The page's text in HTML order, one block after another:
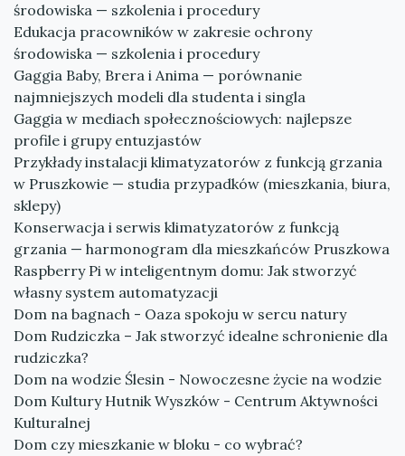
środowiska — szkolenia i procedury
Edukacja pracowników w zakresie ochrony
środowiska — szkolenia i procedury
Gaggia Baby, Brera i Anima — porównanie
najmniejszych modeli dla studenta i singla
Gaggia w mediach społecznościowych: najlepsze
profile i grupy entuzjastów
Przykłady instalacji klimatyzatorów z funkcją grzania
w Pruszkowie — studia przypadków (mieszkania, biura,
sklepy)
Konserwacja i serwis klimatyzatorów z funkcją
grzania — harmonogram dla mieszkańców Pruszkowa
Raspberry Pi w inteligentnym domu: Jak stworzyć
własny system automatyzacji
Dom na bagnach - Oaza spokoju w sercu natury
Dom Rudziczka – Jak stworzyć idealne schronienie dla
rudziczka?
Dom na wodzie Ślesin - Nowoczesne życie na wodzie
Dom Kultury Hutnik Wyszków - Centrum Aktywności
Kulturalnej
Dom czy mieszkanie w bloku - co wybrać?